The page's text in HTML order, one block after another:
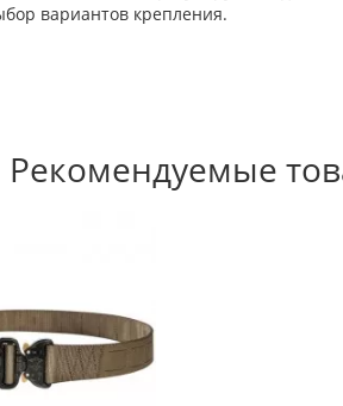
вариантов крепления.
Рекомендуемые